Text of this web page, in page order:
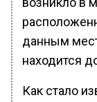
данным
находится
Как стало